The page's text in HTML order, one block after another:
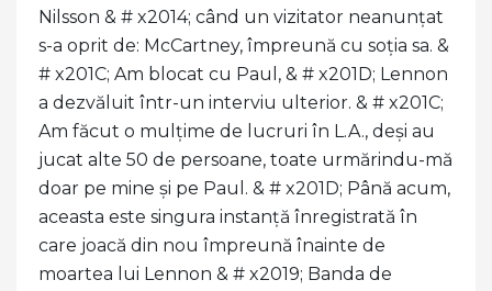
Nilsson & # x2014; când un vizitator neanunțat
s-a oprit de: McCartney, împreună cu soția sa. &
# x201C; Am blocat cu Paul, & # x201D; Lennon
a dezvăluit într-un interviu ulterior. & # x201C;
Am făcut o mulțime de lucruri în L.A., deși au
jucat alte 50 de persoane, toate urmărindu-mă
doar pe mine și pe Paul. & # x201D; Până acum,
aceasta este singura instanță înregistrată în
care joacă din nou împreună înainte de
moartea lui Lennon & # x2019; Banda de